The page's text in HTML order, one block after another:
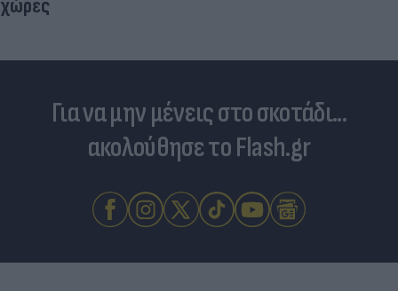
χώρες
Για να μην μένεις στο σκοτάδι...
ακολούθησε το Flash.gr